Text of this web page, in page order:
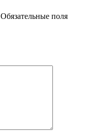
Обязательные поля